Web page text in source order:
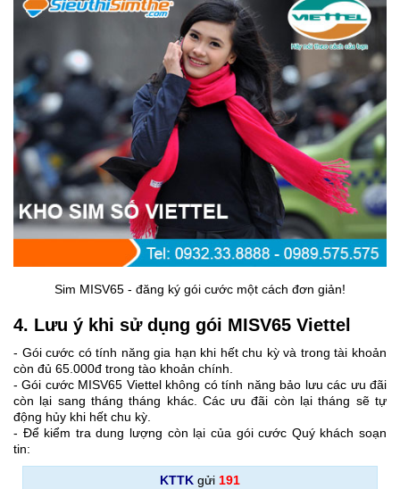
Sim MISV65 - đăng ký gói cước một cách đơn giản!
4. Lưu ý khi sử dụng gói MISV65 Viettel
- Gói cước có tính năng gia hạn khi hết chu kỳ và trong tài khoản
còn đủ 65.000đ trong tào khoản chính.
- Gói cước MISV65 Viettel không có tính năng bảo lưu các ưu đãi
còn lại sang tháng tháng khác. Các ưu đãi còn lại tháng sẽ tự
động hủy khi hết chu kỳ.
- Để kiểm tra dung lượng còn lại của gói cước Quý khách soạn
tin:
KTTK gửi 191